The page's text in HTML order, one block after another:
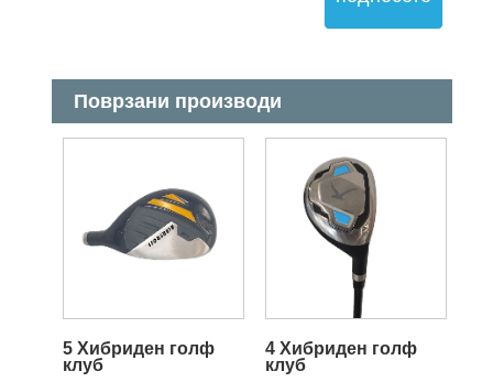
Поврзани производи
5 Хибриден голф
клуб
4 Хибриден голф
клуб